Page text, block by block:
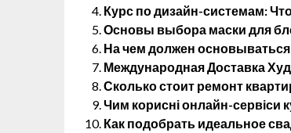
Курс по дизайн-системам:
Основы выбора маски для
На чем должен
Международная Доставка
Сколько стоит ремонт
Чим корисні онлайн-сервіси
Как подобрать идеальное